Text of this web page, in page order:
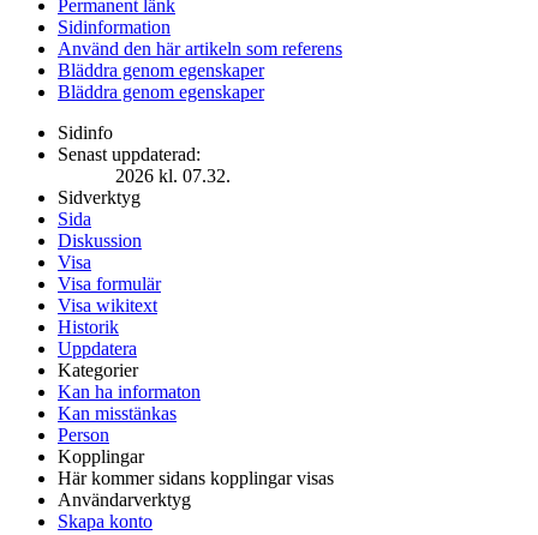
Permanent länk
Sidinformation
Använd den här artikeln som referens
Bläddra genom egenskaper
Bläddra genom egenskaper
Sidinfo
Senast uppdaterad:
2026 kl. 07.32.
Sidverktyg
Sida
Diskussion
Visa
Visa formulär
Visa wikitext
Historik
Uppdatera
Kategorier
Kan ha informaton
Kan misstänkas
Person
Kopplingar
Här kommer sidans kopplingar visas
Användarverktyg
Skapa konto